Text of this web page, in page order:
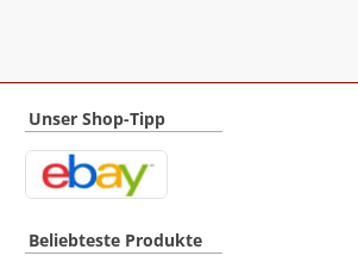
Unser Shop-Tipp
Beliebteste Produkte